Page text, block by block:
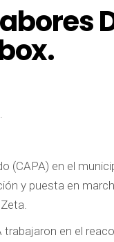
(CAPA) en el
y puesta en
en el